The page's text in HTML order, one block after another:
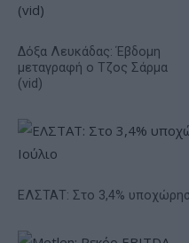
Δόξα Λευκάδας: Έβδομη
μεταγραφή ο Τζος Σάρμα
(vid)
ΕΛΣΤΑΤ: Στο 3,4%